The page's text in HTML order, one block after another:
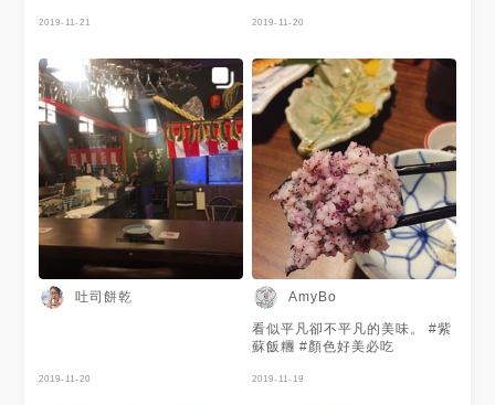
一，這次到訪的經驗很不錯呢～
這是我吃過最好吃的生魚片，很
的！」 沒想到弟弟比吃遍大江
南北的姐姐更會形容！ · 最愛日
本進口的喜知次一夜💯💯💯 新
品鰻魚串燒也是不錯 牛小排的
嫩度尚可唷！ 尾鰭酒滿特別的
🍻🍻 整個吃完超飽～但我們年
輕還可以😆😆
2019-11-21
食材都是每個禮拜從日本築地空
境有濃濃的日式氛圍店員也是日
本人，真的以為在日本居酒屋
🇯🇵 - ✔步步高陞階梯生魚片
$980 ✔碳烤黑喉一夜干 $580
✔名古屋赤味噌湯 $150 ✔秋田
米飯鍋$960 ✔綜合炭火肉串
$360 ✔納豆三色小壽司 $360
✔瑪格麗特梅酒 $680 的人氣餐
點階梯生魚片，隱含著步步高升
的含意，放著新鮮魚片依照季節
會不同唷！不僅視覺非常享受味
蕾也是🤤再搭配梅酒一起超級奢
侈、澎湃！綜合串燒絕對是居酒
屋靈魂人物(對我來說啦🤣🤣最
愛牛肉串，軟Q中帶點嚼勁❤旁
邊還有金桔跟生菜可以解膩。一
夜干烤的金黃內層魚肉非常鮮
瓜、醃黃瓜、納豆)最愛醃黃瓜
2019-11-20
吐司餅乾
2019-11-20
AmyBo
看似平凡卻不平凡的美味。 #紫
蘇飯糰 #顏色好美必吃
2019-11-19